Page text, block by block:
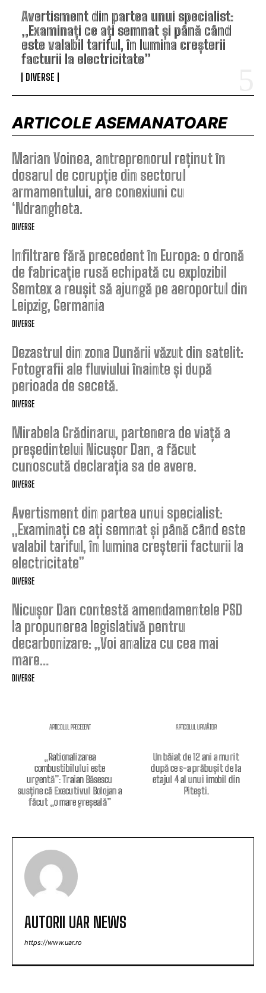
Avertisment din partea unui specialist:
„Examinați ce ați semnat și până când
este valabil tariful, în lumina creșterii
facturii la electricitate”
DIVERSE
ARTICOLE ASEMANATOARE
Marian Voinea, antreprenorul reținut în
dosarul de corupție din sectorul
armamentului, are conexiuni cu
‘Ndrangheta.
DIVERSE
Infiltrare fără precedent în Europa: o dronă
de fabricație rusă echipată cu explozibil
Semtex a reușit să ajungă pe aeroportul din
Leipzig, Germania
DIVERSE
Dezastrul din zona Dunării văzut din satelit:
Fotografii ale fluviului înainte și după
perioada de secetă.
DIVERSE
Mirabela Grădinaru, partenera de viață a
președintelui Nicușor Dan, a făcut
cunoscută declarația sa de avere.
DIVERSE
Avertisment din partea unui specialist:
„Examinați ce ați semnat și până când este
valabil tariful, în lumina creșterii facturii la
electricitate”
DIVERSE
Nicușor Dan contestă amendamentele PSD
la propunerea legislativă pentru
decarbonizare: „Voi analiza cu cea mai
mare…
DIVERSE
ARTICOLUL PRECEDENT
„Rationalizarea
combustibilului este
urgentă”: Traian Băsescu
susține că Executivul Bolojan a
făcut „o mare greșeală”
ARTICOLUL URMĂTOR
Un băiat de 12 ani a murit
după ce s-a prăbușit de la
etajul 4 al unui imobil din
Pitești.
AUTORII UAR NEWS
https://www.uar.ro